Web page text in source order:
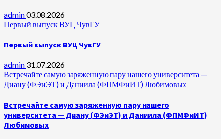
admin03.08.2026
Первый выпуск ВУЦ ЧувГУ
Первый выпуск ВУЦ ЧувГУ
admin 31.07.2026
Встречайте самую заряженную пару нашего университета —
Диану (ФЭиЭТ) и Даниила (ФПМФиИТ) Любимовых
Встречайте самую заряженную пару нашего
университета — Диану (ФЭиЭТ) и Даниила (ФПМФиИТ)
Любимовых